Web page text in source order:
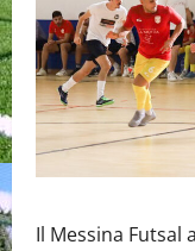
Il Messina Futsal